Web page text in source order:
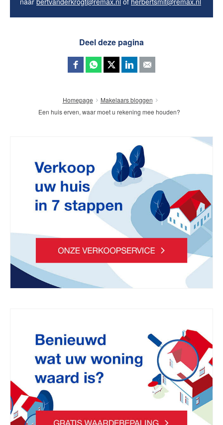
Deel deze pagina
Homepage
Makelaars bloggen
Een huis erven, waar moet u rekening mee houden?